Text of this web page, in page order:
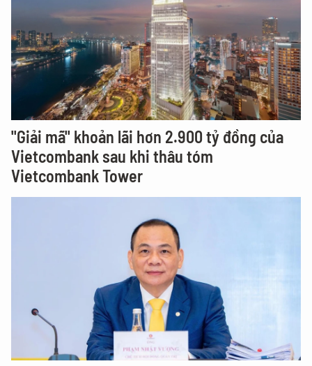
"Giải mã" khoản lãi hơn 2.900 tỷ đồng của
Vietcombank sau khi thâu tóm
Vietcombank Tower